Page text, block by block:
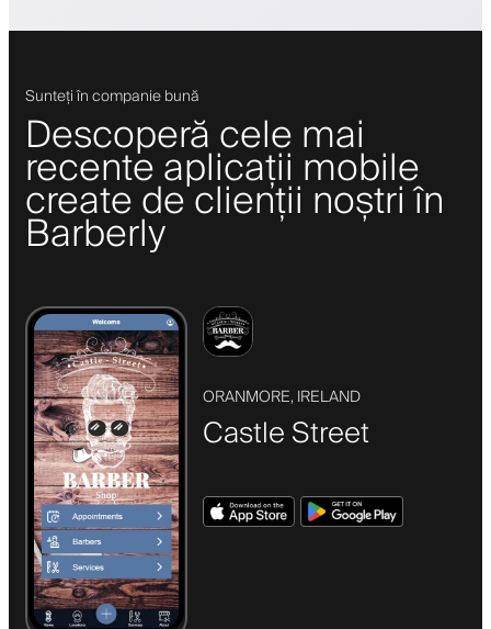
Sunteți în companie bună
Descoperă cele mai
recente aplicații mobile
create de clienții noștri în
Barberly
ORANMORE, IRELAND
Castle Street